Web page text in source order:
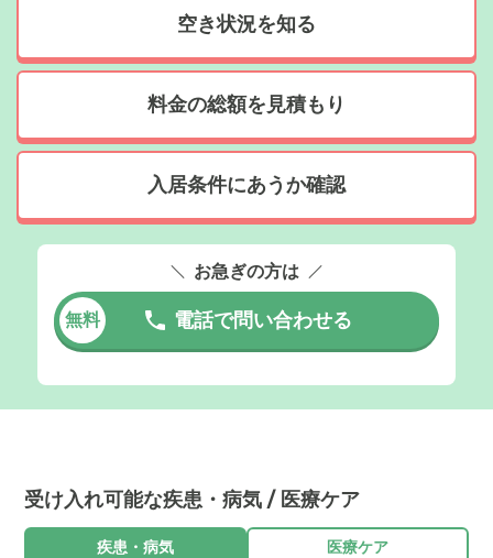
空き状況を知る
料金の総額を見積もり
入居条件にあうか確認
お急ぎの方は
無料 電話で問い合わせる
受け入れ可能な疾患・病気 / 医療ケア
疾患・病気 医療ケア